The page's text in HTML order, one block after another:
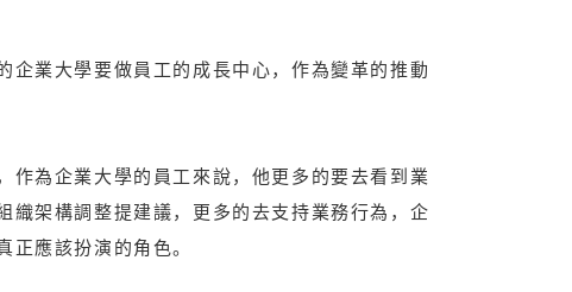
業大學要做員工的成長中心，作為變革的推動
作為企業大學的員工來說，他更多的要去看到業
織架構調整提建議，更多的去支持業務行為，企
應該扮演的角色。